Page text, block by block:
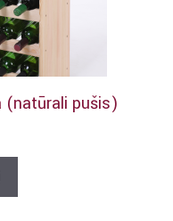
(natūrali pušis)